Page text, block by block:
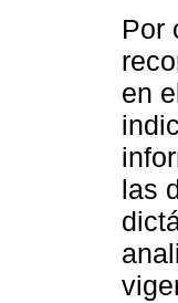
Por
en
las